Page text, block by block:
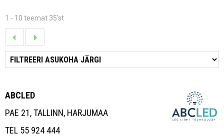
1 - 10 teemat 35'st
ABCLED
PAE 21, TALLINN, HARJUMAA
TEL 55 924 444